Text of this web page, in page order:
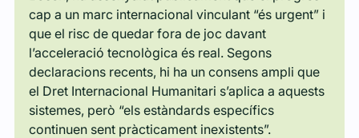
cap a un marc internacional vinculant “és urgent” i
que el risc de quedar fora de joc davant
l’acceleració tecnològica és real. Segons
declaracions recents, hi ha un consens ampli que
el Dret Internacional Humanitari s’aplica a aquests
sistemes, però “els estàndards específics
continuen sent pràcticament inexistents”.